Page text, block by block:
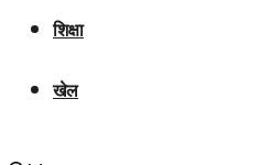
शिक्षा
खेल